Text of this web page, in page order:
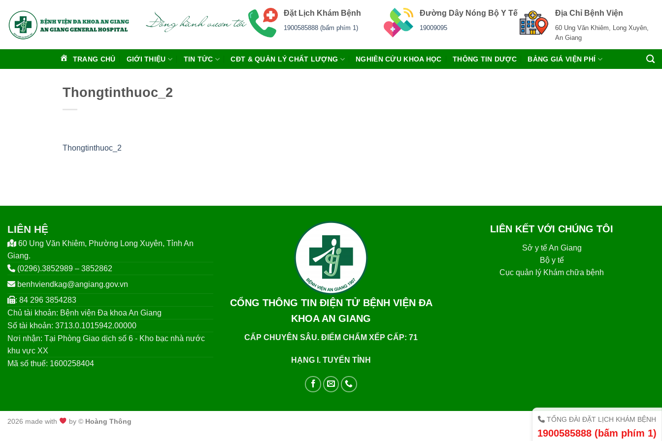
qua
nội
Đặt Lịch Khám Bệnh
1900585888 (bấm phím 1)
Đường Dây Nóng Bộ Y Tế
19009095
Địa Chỉ Bệnh Viện
60 Ung Văn Khiêm, Long Xuyên,
An Giang
TRANG CHỦ GIỚI THIỆU TIN TỨC CĐT & QUẢN LÝ CHẤT LƯỢNG NGHIÊN CỨU KHOA HỌC THÔNG TIN DƯỢC BẢNG GIÁ VIỆN PHÍ
Thongtinthuoc_2
Thongtinthuoc_2
LIÊN HỆ
60 Ung Văn Khiêm, Phường Long Xuyên, Tỉnh An
Giang.
(0296).3852989 – 3852862
benhviendkag@angiang.gov.vn
: 84 296 3854283
Chủ tài khoản: Bệnh viện Đa khoa An Giang
Số tài khoản: 3713.0.1015942.00000
Nơi nhận: Tại Phòng Giao dịch số 6 - Kho bạc nhà nước
khu vực XX
Mã số thuế: 1600258404
CỔNG THÔNG TIN ĐIỆN TỬ BỆNH VIỆN ĐA
KHOA AN GIANG
CẤP CHUYÊN SÂU. ĐIỂM CHẤM XẾP CẤP: 71
HẠNG I. TUYẾN TỈNH
LIÊN KẾT VỚI CHÚNG TÔI
Sở y tế An Giang
Bộ y tế
Cục quản lý Khám chữa bệnh
2026 made with by © Hoàng Thông TỔNG ĐÀI ĐẶT LỊCH KHÁM BỆNH
1900585888 (bấm phím 1)